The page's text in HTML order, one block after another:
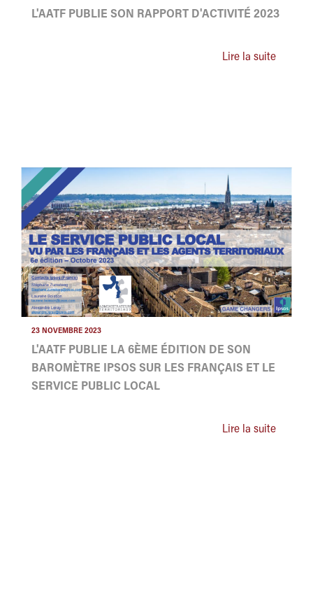
L'AATF PUBLIE SON RAPPORT D'ACTIVITÉ 2023
Lire la suite
23 NOVEMBRE 2023
L'AATF PUBLIE LA 6ÈME ÉDITION DE SON
BAROMÈTRE IPSOS SUR LES FRANÇAIS ET LE
SERVICE PUBLIC LOCAL
Lire la suite